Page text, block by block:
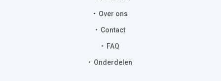
Over ons
Contact
FAQ
Onderdelen